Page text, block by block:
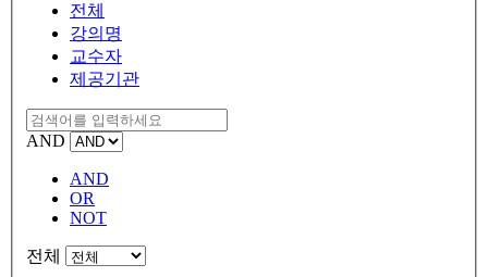
전체
강의명
교수자
제공기관
AND
AND
OR
NOT
전체